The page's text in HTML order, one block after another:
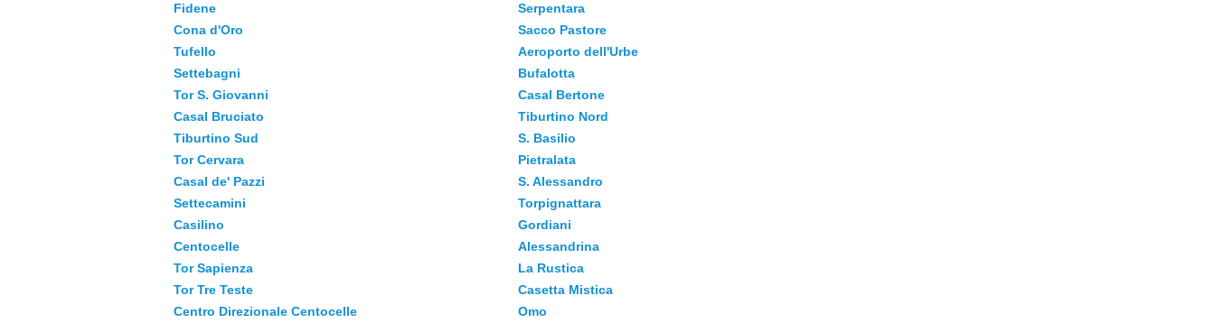
Fidene
Serpentara
Cona d'Oro
Sacco Pastore
Tufello
Aeroporto dell'Urbe
Settebagni
Bufalotta
Tor S. Giovanni
Casal Bertone
Casal Bruciato
Tiburtino Nord
Tiburtino Sud
S. Basilio
Tor Cervara
Pietralata
Casal de' Pazzi
S. Alessandro
Settecamini
Torpignattara
Casilino
Gordiani
Centocelle
Alessandrina
Tor Sapienza
La Rustica
Tor Tre Teste
Casetta Mistica
Centro Direzionale Centocelle
Omo